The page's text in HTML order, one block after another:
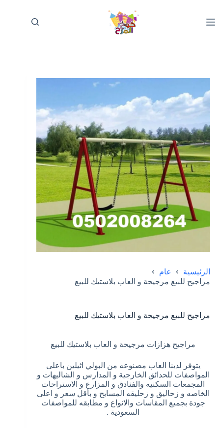
المحتوى
الرئيسية
عام
مراجيح للبيع مرجيحة و العاب بلاستيك للبيع
مراجيح للبيع مرجيحة و العاب بلاستيك للبيع
مراجيح هزازات مرجيحة و العاب بلاستيك للبيع
يتوفر لدينا العاب مصنوعه من البولي اثيلين باعلى
المواصفات للحدائق الخارجية و المدارس و الشاليهات و
المجمعات السكنيه والفنادق و المزارع و الاستراحات
الخاصه و زحاليق و زحليقه المسابح و بأقل سعر و اعلى
جودة بجميع المقاسات والانواع و مطابقه للمواصفات
السعودية .